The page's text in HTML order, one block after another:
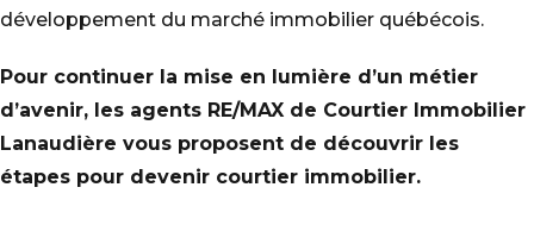
développement du marché immobilier québécois.
Pour continuer la mise en lumière d’un métier
d’avenir, les agents RE/MAX de Courtier Immobilier
Lanaudière vous proposent de découvrir les
étapes pour devenir courtier immobilier.